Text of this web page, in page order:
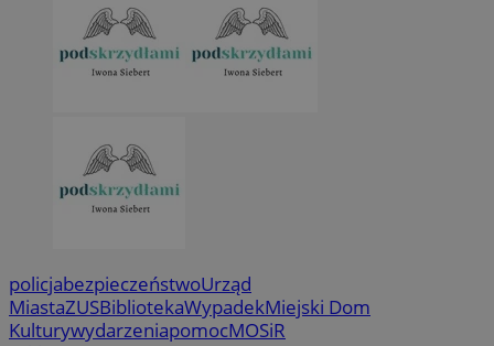
policjabezpieczeństwoUrząd
MiastaZUSBibliotekaWypadekMiejski Dom
KulturywydarzeniapomocMOSiR